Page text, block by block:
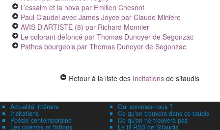
L’essaim et la nova par Emilien Chesnot
Paul Claudel avec James Joyce par Claude Minière
AVIS D'ARTISTE (8) par Richard Monnier
Le colorant défoncé par Thomas Dunoyer de Segonzac
Pathos bourgeois par Thomas Dunoyer de Segonzac
Retour à la liste des Incitations de sitaudis
Actualité littéraire
Incitations
Poésie contemporaine
Les poèmes et fictions
Qui sommes-nous ?
Ce qu'on trouvera dans ce taudis
Ce qu'on ne trouvera pas
Le fil RSS de Sitaudis